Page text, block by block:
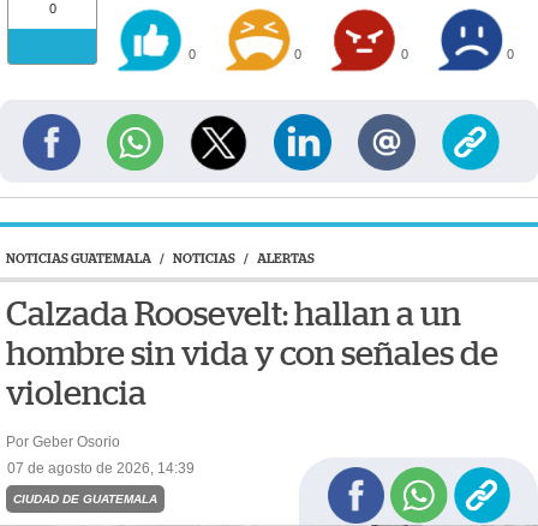
0
0 0 0 0
NOTICIAS GUATEMALA / NOTICIAS / ALERTAS
Calzada Roosevelt: hallan a un
hombre sin vida y con señales de
violencia
Por Geber Osorio
07 de agosto de 2026, 14:39
CIUDAD DE GUATEMALA